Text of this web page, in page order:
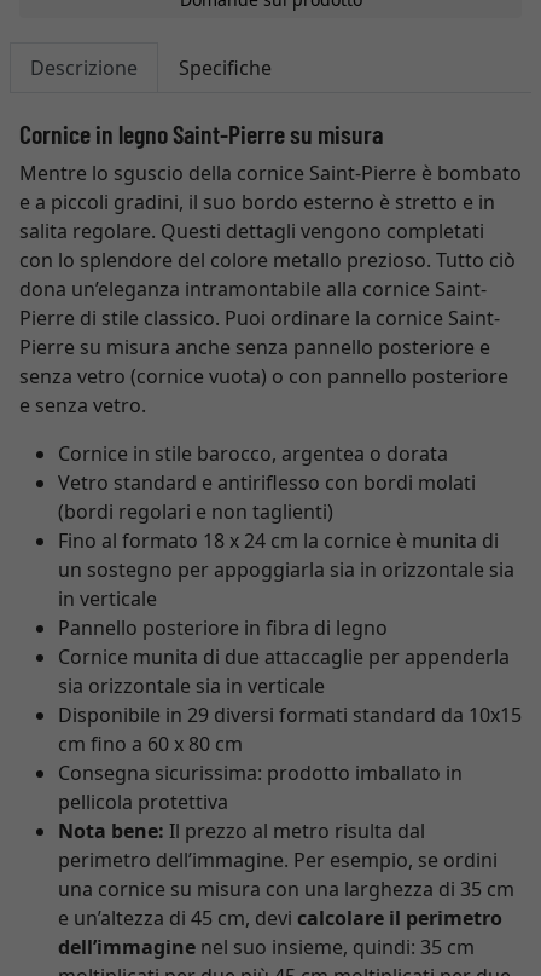
Descrizione Specifiche
Cornice in legno Saint-Pierre su misura
Mentre lo sguscio della cornice Saint-Pierre è bombato
e a piccoli gradini, il suo bordo esterno è stretto e in
salita regolare. Questi dettagli vengono completati
con lo splendore del colore metallo prezioso. Tutto ciò
dona un’eleganza intramontabile alla cornice Saint-
Pierre di stile classico. Puoi ordinare la cornice Saint-
Pierre su misura anche senza pannello posteriore e
senza vetro (cornice vuota) o con pannello posteriore
e senza vetro.
Cornice in stile barocco, argentea o dorata
Vetro standard e antiriflesso con bordi molati
(bordi regolari e non taglienti)
Fino al formato 18 x 24 cm la cornice è munita di
un sostegno per appoggiarla sia in orizzontale sia
in verticale
Pannello posteriore in fibra di legno
Cornice munita di due attaccaglie per appenderla
sia orizzontale sia in verticale
Disponibile in 29 diversi formati standard da 10x15
cm fino a 60 x 80 cm
Consegna sicurissima: prodotto imballato in
pellicola protettiva
Nota bene: Il prezzo al metro risulta dal
perimetro dell’immagine. Per esempio, se ordini
una cornice su misura con una larghezza di 35 cm
e un’altezza di 45 cm, devi calcolare il perimetro
dell’immagine nel suo insieme, quindi: 35 cm